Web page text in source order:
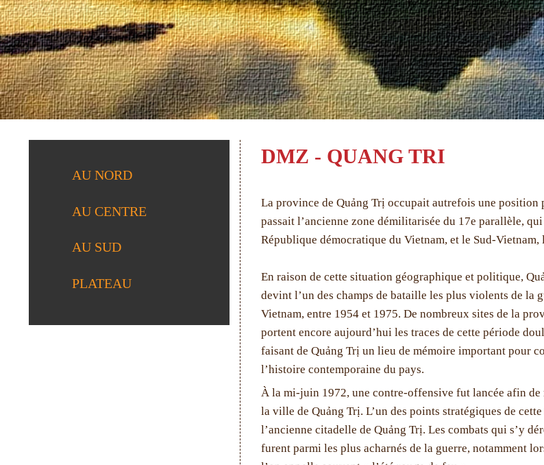
AU NORD
AU CENTRE
AU SUD
PLATEAU
DMZ - QUANG TRI
La province de Quảng Trị occupait autrefois une
passait l’ancienne zone démilitarisée du 17e parallèle,
République démocratique du Vietnam, et le Sud-
En raison de cette situation géographique et politique,
devint l’un des champs de bataille les plus violents de la
Vietnam, entre 1954 et 1975. De nombreux sites de la
portent encore aujourd’hui les traces de cette période
faisant de Quảng Trị un lieu de mémoire important pour
l’histoire contemporaine du pays.
À la mi-juin 1972, une contre-offensive fut lancée afin de
la ville de Quảng Trị. L’un des points stratégiques de
l’ancienne citadelle de Quảng Trị. Les combats qui s’y
furent parmi les plus acharnés de la guerre, notamment